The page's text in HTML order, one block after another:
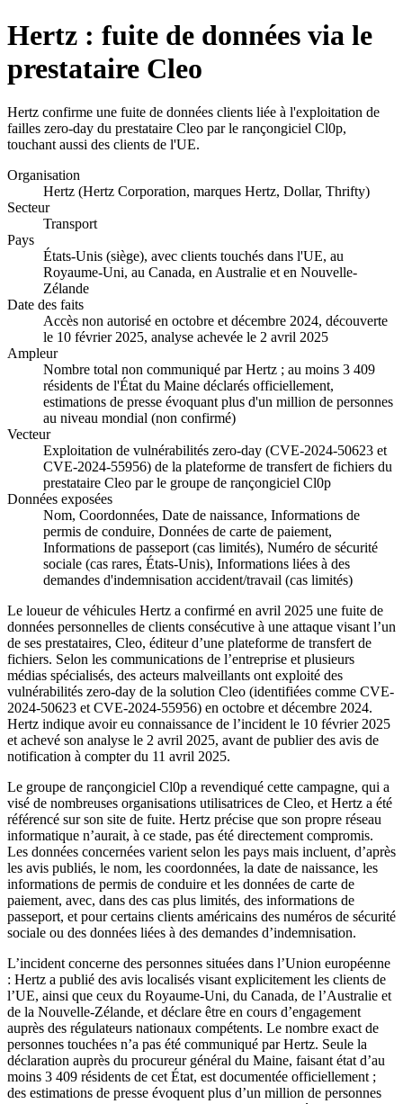
Hertz : fuite de données via le
prestataire Cleo
Hertz confirme une fuite de données clients liée à l'exploitation de
failles zero-day du prestataire Cleo par le rançongiciel Cl0p,
touchant aussi des clients de l'UE.
Organisation
Hertz (Hertz Corporation, marques Hertz, Dollar, Thrifty)
Secteur
Transport
Pays
États-Unis (siège), avec clients touchés dans l'UE, au
Royaume-Uni, au Canada, en Australie et en Nouvelle-
Zélande
Date des faits
Accès non autorisé en octobre et décembre 2024, découverte
le 10 février 2025, analyse achevée le 2 avril 2025
Ampleur
Nombre total non communiqué par Hertz ; au moins 3 409
résidents de l'État du Maine déclarés officiellement,
estimations de presse évoquant plus d'un million de personnes
au niveau mondial (non confirmé)
Vecteur
Exploitation de vulnérabilités zero-day (CVE-2024-50623 et
CVE-2024-55956) de la plateforme de transfert de fichiers du
prestataire Cleo par le groupe de rançongiciel Cl0p
Données exposées
Nom, Coordonnées, Date de naissance, Informations de
permis de conduire, Données de carte de paiement,
Informations de passeport (cas limités), Numéro de sécurité
sociale (cas rares, États-Unis), Informations liées à des
demandes d'indemnisation accident/travail (cas limités)
Le loueur de véhicules Hertz a confirmé en avril 2025 une fuite de
données personnelles de clients consécutive à une attaque visant l’un
de ses prestataires, Cleo, éditeur d’une plateforme de transfert de
fichiers. Selon les communications de l’entreprise et plusieurs
médias spécialisés, des acteurs malveillants ont exploité des
vulnérabilités zero-day de la solution Cleo (identifiées comme CVE-
2024-50623 et CVE-2024-55956) en octobre et décembre 2024.
Hertz indique avoir eu connaissance de l’incident le 10 février 2025
et achevé son analyse le 2 avril 2025, avant de publier des avis de
notification à compter du 11 avril 2025.
Le groupe de rançongiciel Cl0p a revendiqué cette campagne, qui a
visé de nombreuses organisations utilisatrices de Cleo, et Hertz a été
référencé sur son site de fuite. Hertz précise que son propre réseau
informatique n’aurait, à ce stade, pas été directement compromis.
Les données concernées varient selon les pays mais incluent, d’après
les avis publiés, le nom, les coordonnées, la date de naissance, les
informations de permis de conduire et les données de carte de
paiement, avec, dans des cas plus limités, des informations de
passeport, et pour certains clients américains des numéros de sécurité
sociale ou des données liées à des demandes d’indemnisation.
L’incident concerne des personnes situées dans l’Union européenne
: Hertz a publié des avis localisés visant explicitement les clients de
l’UE, ainsi que ceux du Royaume-Uni, du Canada, de l’Australie et
de la Nouvelle-Zélande, et déclare être en cours d’engagement
auprès des régulateurs nationaux compétents. Le nombre exact de
personnes touchées n’a pas été communiqué par Hertz. Seule la
déclaration auprès du procureur général du Maine, faisant état d’au
moins 3 409 résidents de cet État, est documentée officiellement ;
des estimations de presse évoquent plus d’un million de personnes